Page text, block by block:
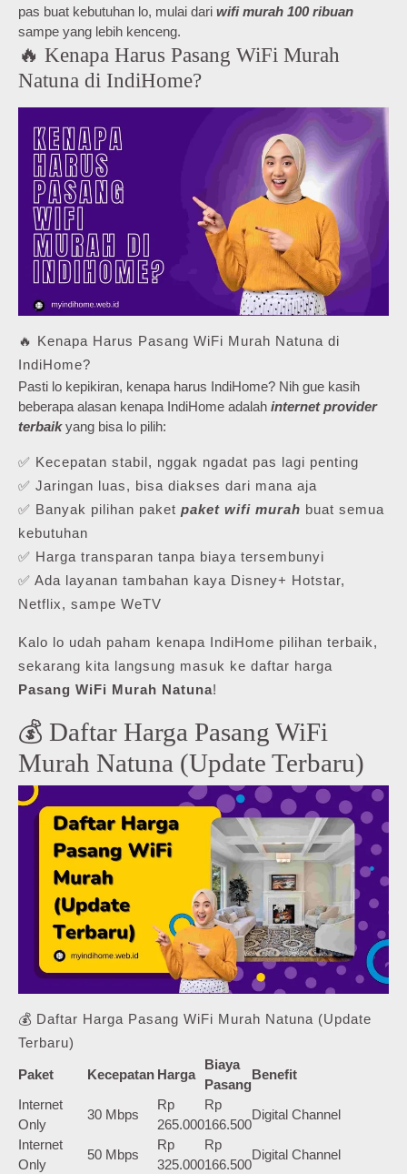
pas buat kebutuhan lo, mulai dari wifi murah 100 ribuan
sampe yang lebih kenceng.
🔥 Kenapa Harus Pasang WiFi Murah
Natuna di IndiHome?
🔥 Kenapa Harus Pasang WiFi Murah Natuna di
IndiHome?
Pasti lo kepikiran, kenapa harus IndiHome? Nih gue kasih
beberapa alasan kenapa IndiHome adalah internet provider
terbaikyang bisa lo pilih:
✅ Kecepatan stabil, nggak ngadat pas lagi penting
✅ Jaringan luas, bisa diakses dari mana aja
✅ Banyak pilihan paket paket wifi murah buat semua
kebutuhan
✅ Harga transparan tanpa biaya tersembunyi
✅ Ada layanan tambahan kaya Disney+ Hotstar,
Netflix, sampe WeTV
Kalo lo udah paham kenapa IndiHome pilihan terbaik,
sekarang kita langsung masuk ke daftar harga
Pasang WiFi Murah Natuna!
💰 Daftar Harga Pasang WiFi
Murah Natuna (Update Terbaru)
💰 Daftar Harga Pasang WiFi Murah Natuna (Update
Terbaru)
Paket Kecepatan Harga
Biaya
Pasang
Benefit
Internet
Only
30 Mbps
Rp
265.000
Rp
166.500
Digital Channel
Internet
Only
50 Mbps
Rp
325.000
Rp
166.500
Digital Channel